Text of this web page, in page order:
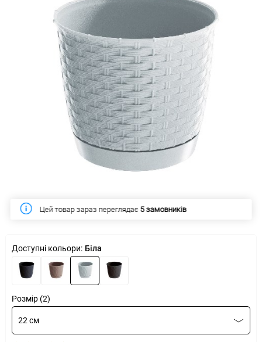
Цей товар зараз переглядає 5 замовників
Доступні кольори: Біла
Розмір (2)
22 см